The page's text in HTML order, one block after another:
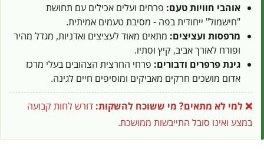
אוהבי חוויות טעם: פרחים ועלים אכילים עם תחושת
"חישמול" ייחודית בפה - מסיבת טעמים אמיתית.
מרפסות ועציצים: מתאים מאוד לעציצים ואדניות, מגדל מהיר
ופורח לאורך אביב, קיץ וסתיו.
גינת פרפרים ודבורים: פרחי החרצית הצהובים בעלי מרכז
אדום מושכים חרקים מאביקים ומוסיפים חיים לגינה.
❌ למי לא מתאים? מי ששוכח להשקות: דורש לחות קבועה
במצע ואינו סובל התייבשות ממושכת.